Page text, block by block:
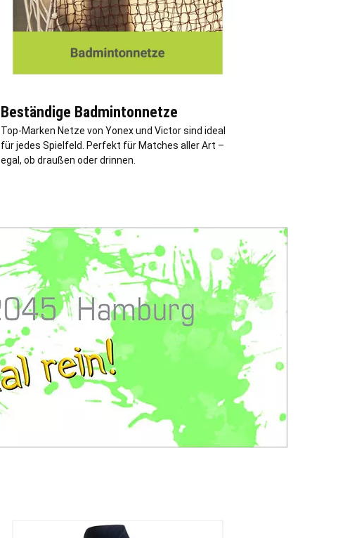
Beständige Badmintonnetze
Top-Marken Netze von Yonex und Victor sind ideal
für jedes Spielfeld. Perfekt für Matches aller Art –
egal, ob draußen oder drinnen.